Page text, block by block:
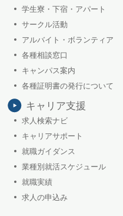
学生寮・下宿・アパート
サークル活動
アルバイト・ボランティア
各種相談窓口
キャンパス案内
各種証明書の発行について
キャリア支援
求人検索ナビ
キャリアサポート
就職ガイダンス
業種別就活スケジュール
就職実績
求人の申込み